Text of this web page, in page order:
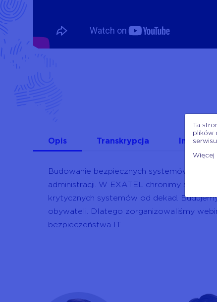
Opis Transkrypcja Inne
Budowanie bezpiecznych systemów IT
administracji. W EXATEL chronimy sektor
krytycznych systemów od dekad.
obywateli. Dlatego zorganizowaliśmy
bezpieczeństwa IT.
Ta
plików
Więcej